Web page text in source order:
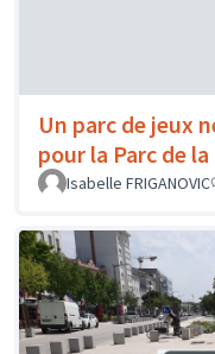
Un parc de jeux
pour la Parc de la
Isabelle FRIGANOVIC